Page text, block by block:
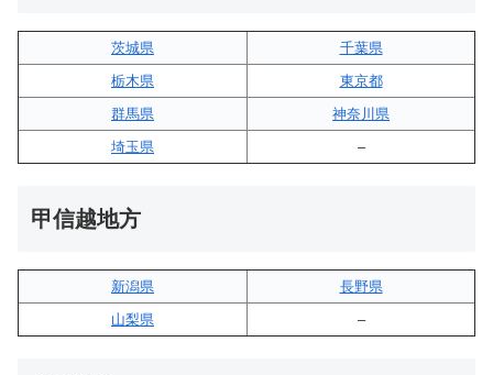
茨城県
千葉県
栃木県
東京都
群馬県
神奈川県
埼玉県
–
甲信越地方
新潟県
長野県
山梨県
–